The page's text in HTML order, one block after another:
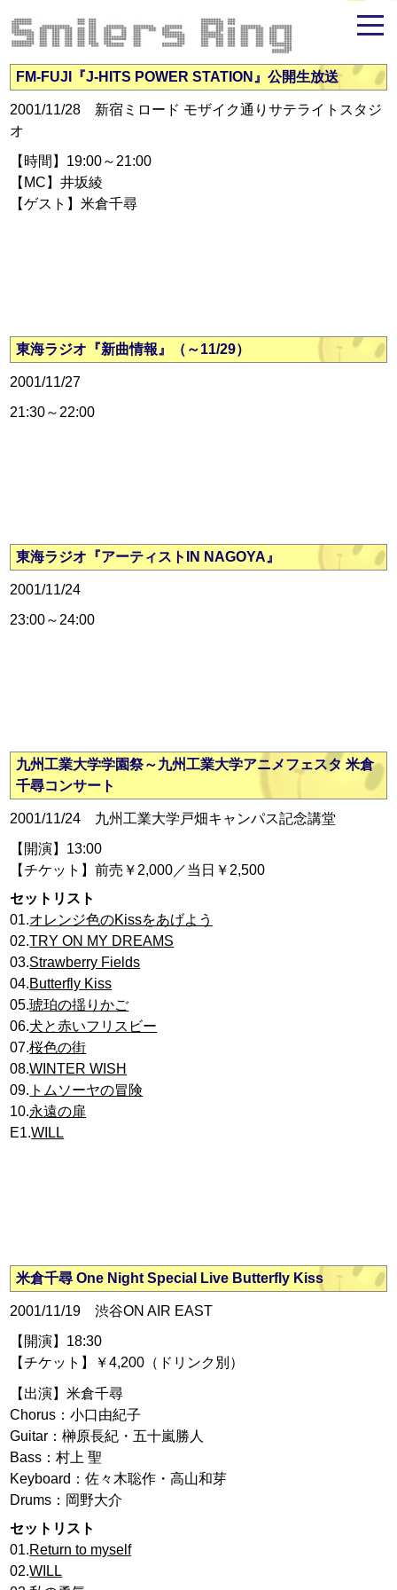
米倉千尋ファンサイト - Smilers Ring
FM-FUJI『J-HITS POWER STATION』公開生放送
2001/11/28 新宿ミロード モザイク通りサテライトスタジ
オ
【時間】19:00～21:00
【MC】井坂綾
【ゲスト】米倉千尋
東海ラジオ『新曲情報』（～11/29）
2001/11/27
21:30～22:00
東海ラジオ『アーティストIN NAGOYA』
2001/11/24
23:00～24:00
九州工業大学学園祭～九州工業大学アニメフェスタ 米倉
千尋コンサート
2001/11/24 九州工業大学戸畑キャンパス記念講堂
【開演】13:00
【チケット】前売￥2,000／当日￥2,500
セットリスト
01.オレンジ色のKissをあげよう
02.TRY ON MY DREAMS
03.Strawberry Fields
04.Butterfly Kiss
05.琥珀の揺りかご
06.犬と赤いフリスビー
07.桜色の街
08.WINTER WISH
09. トムソーヤの冒険
10.永遠の扉
E1.WILL
米倉千尋 One Night Special Live Butterfly Kiss
2001/11/19 渋谷ON AIR EAST
【開演】18:30
【チケット】￥4,200（ドリンク別）
【出演】米倉千尋
Chorus：小口由紀子
Guitar：榊原長紀・五十嵐勝人
Bass：村上 聖
Keyboard：佐々木聡作・高山和芽
Drums：岡野大介
セットリスト
01.Return to myself
02.WILL